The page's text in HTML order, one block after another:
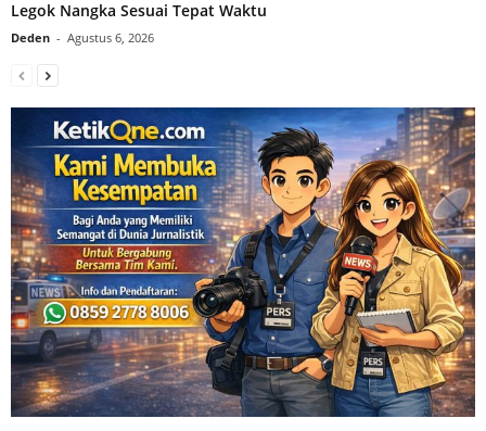
Legok Nangka Sesuai Tepat Waktu
Deden - Agustus 6, 2026